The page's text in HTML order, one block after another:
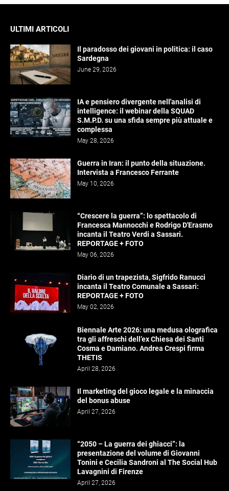
ULTIMI ARTICOLI
Il paradosso dei giovani in politica: il caso
Sardegna
June 29, 2026
IA e pensiero divergente nell'analisi di
intelligence: il webinar della SQUAD
S.M.P.D. su una sfida sempre più attuale e
complessa
May 28, 2026
Guerra in Iran: il punto della situazione.
Intervista a Francesco Ferrante
May 10, 2026
“Crescere la guerra”: lo spettacolo di
Francesca Mannocchi e Rodrigo D'Erasmo
incanta il Teatro Verdi a Sassari.
REPORTAGE + FOTO
May 06, 2026
Diario di un trapezista, Sigfrido Ranucci
incanta il Teatro Comunale a Sassari:
REPORTAGE + FOTO
May 02, 2026
Biennale Arte 2026: una medusa olografica
tra gli affreschi dell’ex Chiesa dei Santi
Cosma e Damiano. Andrea Crespi firma
THETIS
April 28, 2026
Il marketing del gioco legale e la minaccia
del bonus abuse
April 27, 2026
“2050 – La guerra dei ghiacci”: la
presentazione del volume di Giovanni
Tonini e Cecilia Sandroni al The Social Hub
Lavagnini di Firenze
April 27, 2026